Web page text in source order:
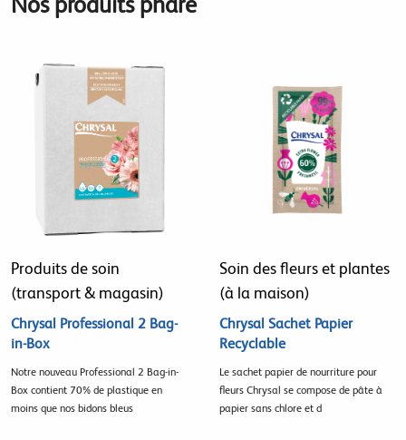
Produits de soin
(transport & magasin)
Chrysal Professional 2 Bag-
in-Box
Notre nouveau Professional 2 Bag-in-
Box contient 70% de plastique en
moins que nos bidons bleus
Soin des fleurs et plantes
(à la maison)
Chrysal Sachet Papier
Recyclable
Le sachet papier de nourriture pour
fleurs Chrysal se compose de pâte à
papier sans chlore et d